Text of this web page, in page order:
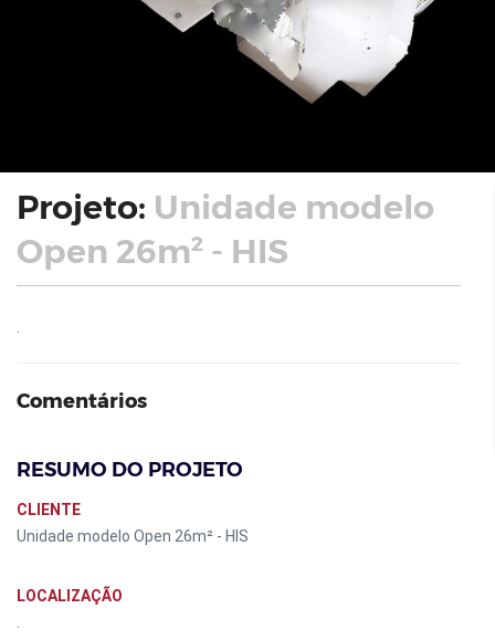
Projeto: Unidade modelo
Open 26m² - HIS
Comentários
RESUMO DO PROJETO
CLIENTE
Unidade modelo Open 26m² - HIS
LOCALIZAÇÃO